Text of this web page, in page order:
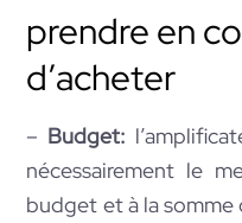
prendre en
d’acheter
– Budget:
nécessairement le
budget et à la somme